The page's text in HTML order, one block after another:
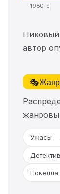
1980-е
автор
🎭
Ужасы —
Новелла